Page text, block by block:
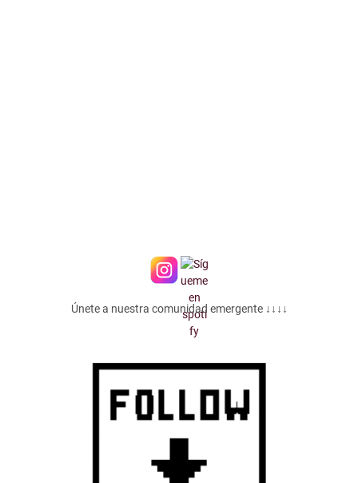
Únete a nuestra comunidad emergente ↓↓↓↓